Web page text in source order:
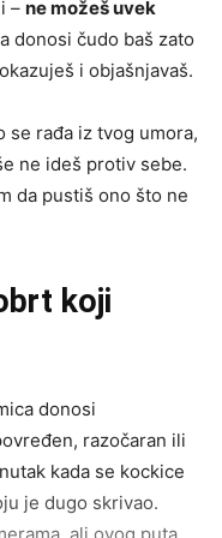
– ne možeš uvek
donosi čudo baš zato
i objašnjavaš.
se rađa iz tvog umora,
ne ideš protiv sebe.
da pustiš ono što ne
koji
donosi
razočaran ili
kada se kockice
je dugo skrivao.